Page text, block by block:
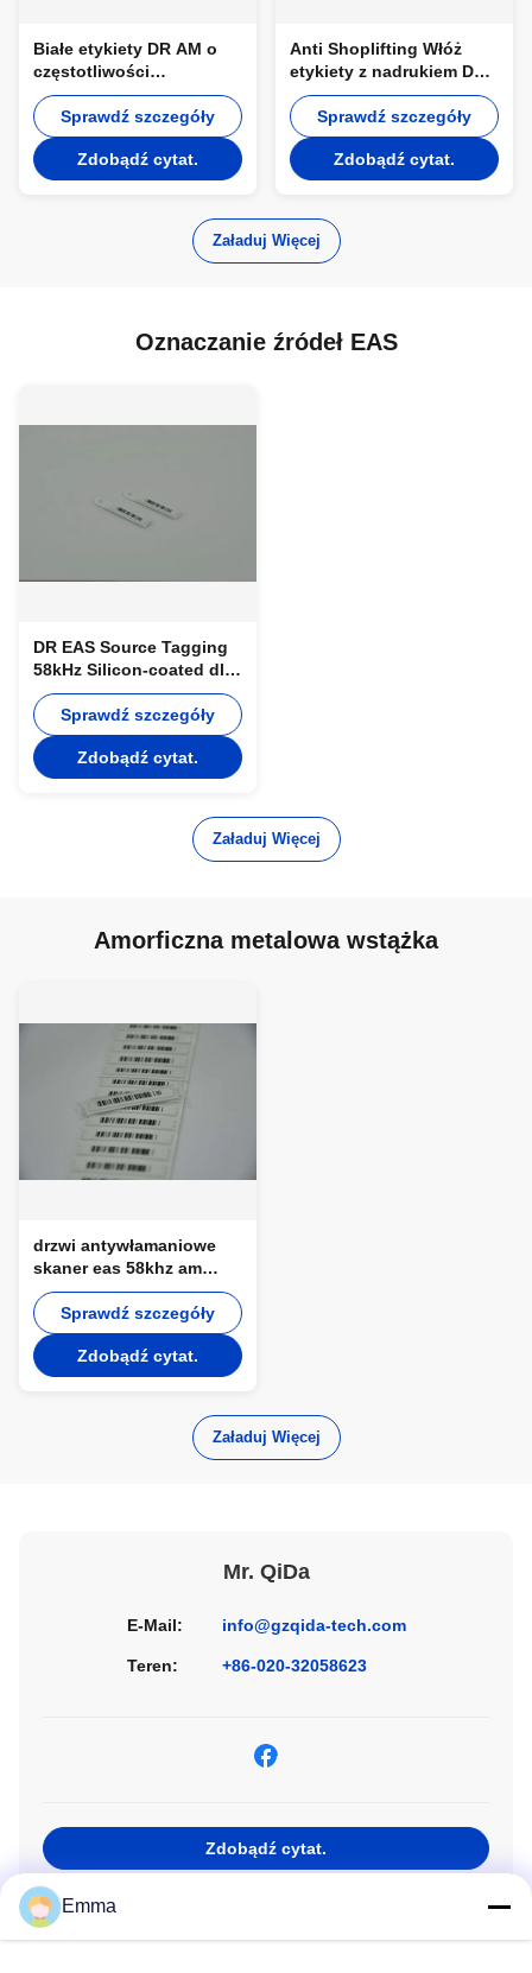
Białe etykiety DR AM o
częstotliwości
próbkowania 58 kHz
drukują etykiety kodów
kreskowych dla tagu
źródłowego Anti Theft
Sprawdź szczegóły
Zdobądź cytat.
Anti Shoplifting Włóż
etykiety z nadrukiem DR
etykietami z kodem
kreskowym, długość
etykiety 45 mm
Sprawdź szczegóły
Zdobądź cytat.
Załaduj Więcej
Oznaczanie źródeł EAS
DR EAS Source Tagging
58kHz Silicon-coated dla
supermarketów / sklepów
Sprawdź szczegóły
Zdobądź cytat.
Załaduj Więcej
Amorficzna metalowa wstążka
drzwi antywłamaniowe
skaner eas 58khz am
antywłamaniowy system
alarmowy
Sprawdź szczegóły
Zdobądź cytat.
Załaduj Więcej
Mr. QiDa
E-Mail: info@gzqida-tech.com
Teren: +86-020-32058623
Zdobądź cytat.
Emma